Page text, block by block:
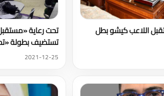
اللاعب كيشو بطل تحت رعاية
تستضيف بطولة
2021-12-25